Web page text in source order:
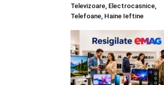
Televizoare, Electrocasnice,
Telefoane, Haine Ieftine